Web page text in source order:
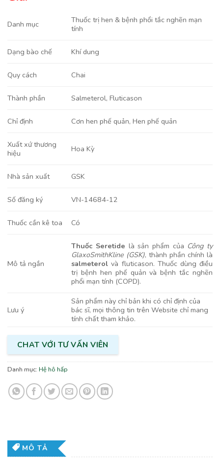
Danh mục
Thuốc trị hen & bệnh phổi tắc nghẽn mạn
tính
Dạng bào chế Khí dung
Quy cách Chai
Thành phần Salmeterol,Fluticason
Chỉ định Cơn hen phế quản,Hen phế quản
Xuất xứ thương
hiệu
Hoa Kỳ
Nhà sản xuất GSK
Số đăng ký VN-14684-12
Thuốc cần kê toa Có
Mô tả ngắn
Thuốc Seretide là sản phẩm của Công ty
GlaxoSmithKline (GSK), thành phần chính là
salmeterol và fluticason. Thuốc dùng điều
trị bệnh hen phế quản và bệnh tắc nghẽn
phổi mạn tính (COPD).
Lưu ý
Sản phẩm này chỉ bản khi có chỉ định của
bác sĩ, mọi thông tin trên Website chỉ mang
tính chất tham khảo.
CHAT VỚI TƯ VẤN VIÊN
Danh mục: Hệ hô hấp
MÔ TẢ